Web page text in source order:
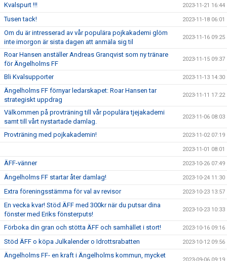
Kvalspurt !!! 2023-11-21 16:44
Tusen tack! 2023-11-18 06:01
Om du är intresserad av vår populära pojkakademi glöm
inte imorgon är sista dagen att anmäla sig til
2023-11-16 09:25
Roar Hansen anställer Andreas Granqvist som ny tränare
för Ängelholms FF
2023-11-15 09:37
Bli Kvalsupporter 2023-11-13 14:30
Ängelholms FF förnyar ledarskapet: Roar Hansen tar
strategiskt uppdrag
2023-11-11 17:22
Välkommen på provträning till vår populära tjejakademi
samt till vårt nystartade damlag.
2023-11-06 08:03
Provträning med pojkakademin! 2023-11-02 07:19
2023-11-01 08:01
ÄFF-vänner 2023-10-26 07:49
Ängelholms FF startar åter damlag! 2023-10-24 11:30
Extra föreningsstämma för val av revisor 2023-10-23 13:57
En vecka kvar! Stöd ÄFF med 300kr när du putsar dina
fönster med Eriks fönsterputs!
2023-10-23 10:33
Förboka din gran och stötta ÄFF och samhället i stort! 2023-10-16 09:16
Stöd ÄFF o köpa Julkalender o Idrottsrabatten 2023-10-12 09:56
Ängelholms FF- en kraft i Ängelholms kommun, mycket
2023-09-06 09:19